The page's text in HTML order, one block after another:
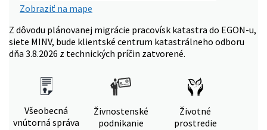
Zobraziť na mape
Z dôvodu plánovanej migrácie pracovísk katastra do EGON-u,
siete MINV, bude klientské centrum katastrálneho odboru
dňa 3.8.2026 z technických príčin zatvorené.
Všeobecná
vnútorná správa
Živnostenské
podnikanie
Životné
prostredie